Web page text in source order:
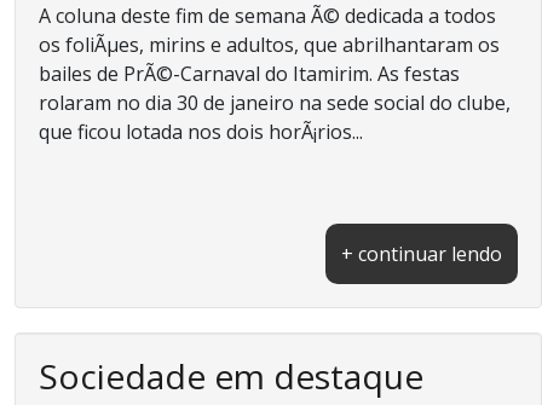
A coluna deste fim de semana Ã© dedicada a todos
os foliÃµes, mirins e adultos, que abrilhantaram os
bailes de PrÃ©-Carnaval do Itamirim. As festas
rolaram no dia 30 de janeiro na sede social do clube,
que ficou lotada nos dois horÃ¡rios...
+ continuar lendo
Sociedade em destaque